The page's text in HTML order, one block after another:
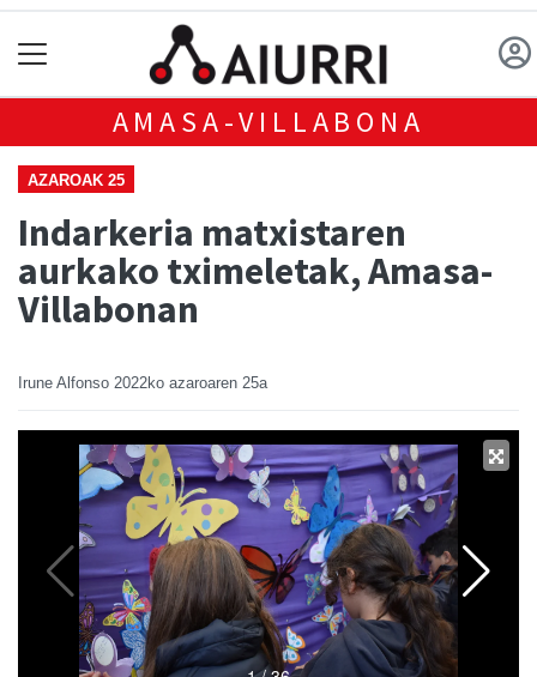
AMASA-VILLABONA
AZAROAK 25
Indarkeria matxistaren
aurkako tximeletak, Amasa-
Villabonan
Irune Alfonso 2022ko azaroaren 25a